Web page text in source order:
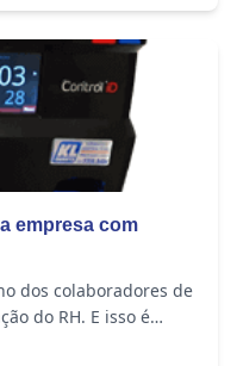
empresa com
dos colaboradores de
do RH. E isso é